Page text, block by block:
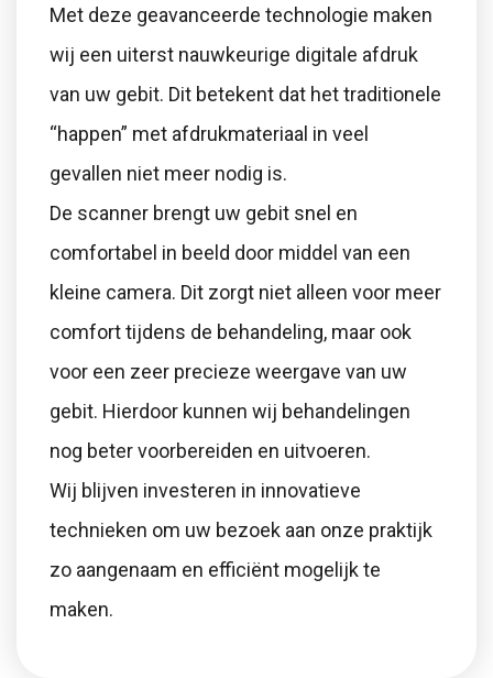
Met deze geavanceerde technologie maken
wij een uiterst nauwkeurige digitale afdruk
van uw gebit. Dit betekent dat het traditionele
“happen” met afdrukmateriaal in veel
gevallen niet meer nodig is.
De scanner brengt uw gebit snel en
comfortabel in beeld door middel van een
kleine camera. Dit zorgt niet alleen voor meer
comfort tijdens de behandeling, maar ook
voor een zeer precieze weergave van uw
gebit. Hierdoor kunnen wij behandelingen
nog beter voorbereiden en uitvoeren.
Wij blijven investeren in innovatieve
technieken om uw bezoek aan onze praktijk
zo aangenaam en efficiënt mogelijk te
maken.